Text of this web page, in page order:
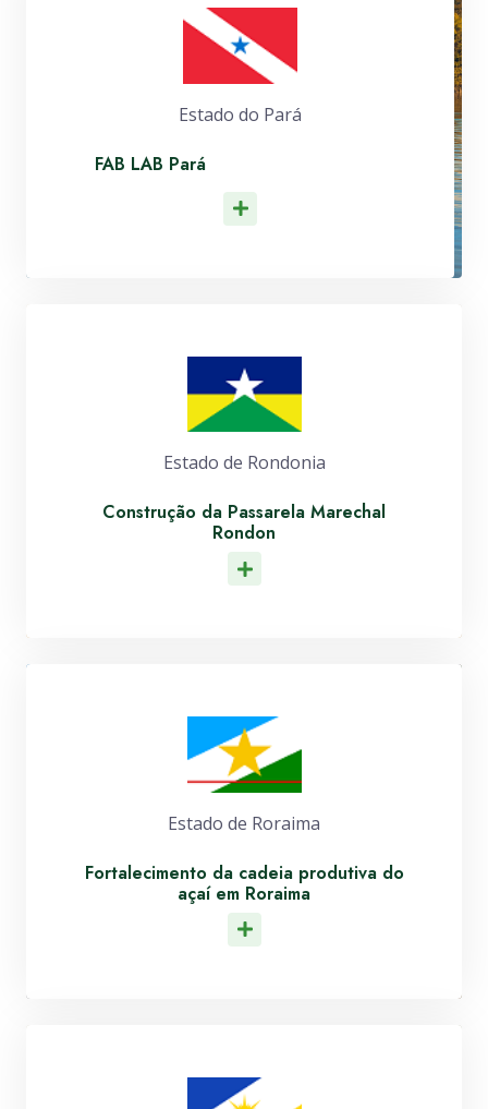
Estado do Pará
FAB LAB Pará
Estado de Rondonia
Construção da Passarela Marechal
Rondon
Estado de Roraima
Fortalecimento da cadeia produtiva do
açaí em Roraima